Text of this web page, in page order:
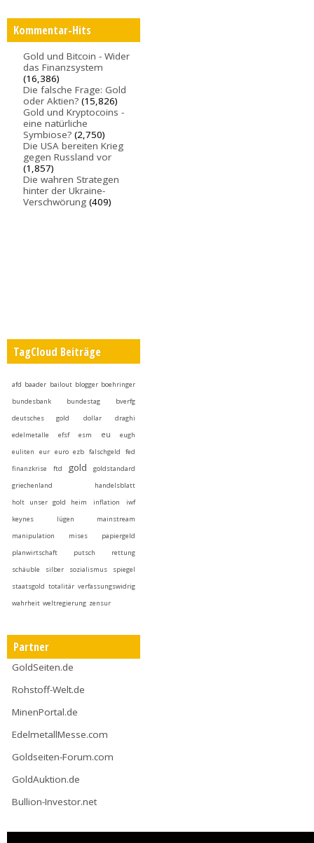
Kommentar-Hits
Gold und Bitcoin - Wider
das Finanzsystem
(16,386)
Die falsche Frage: Gold
oder Aktien? (15,826)
Gold und Kryptocoins -
eine natürliche
Symbiose? (2,750)
Die USA bereiten Krieg
gegen Russland vor
(1,857)
Die wahren Strategen
hinter der Ukraine-
Verschwörung (409)
TagCloud Beiträge
afd baader bailout blogger boehringer
bundesbank
bundestag
bverfg
deutsches gold
dollar
draghi
edelmetalle
efsf esm eu
eugh
euliten
eur euro ezb falschgeld
fed
finanzkrise
ftd gold
goldstandard
griechenland
handelsblatt
holt unser gold heim
inflation
iwf
keynes
lügen
mainstream
manipulation
mises
papiergeld
planwirtschaft
putsch
rettung
schäuble
silber sozialismus
spiegel
staatsgold totalitär verfassungswidrig
wahrheit weltregierung zensur
Partner
GoldSeiten.de
Rohstoff-Welt.de
MinenPortal.de
EdelmetallMesse.com
Goldseiten-Forum.com
GoldAuktion.de
Bullion-Investor.net